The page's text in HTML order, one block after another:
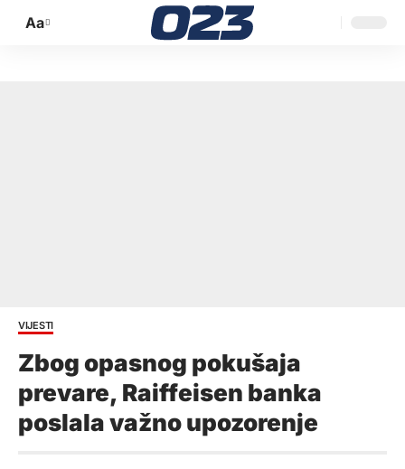
Promijeni
Aa
VIJESTI
Zbog opasnog pokušaja
prevare, Raiffeisen banka
poslala važno upozorenje